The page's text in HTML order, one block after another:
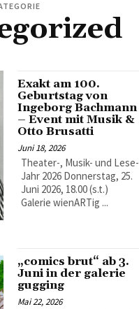
Exakt am 100.
Geburtstag von
Ingeborg Bachmann
– Event mit Musik &
Otto Brusatti
Juni 18, 2026
Theater-, Musik- und Lese-
Jahr 2026 Donnerstag, 25.
Juni 2026, 18.00 (s.t.)
Galerie wienARTig ...
„comics brut“ ab 3.
Juni in der galerie
gugging
Mai 22, 2026